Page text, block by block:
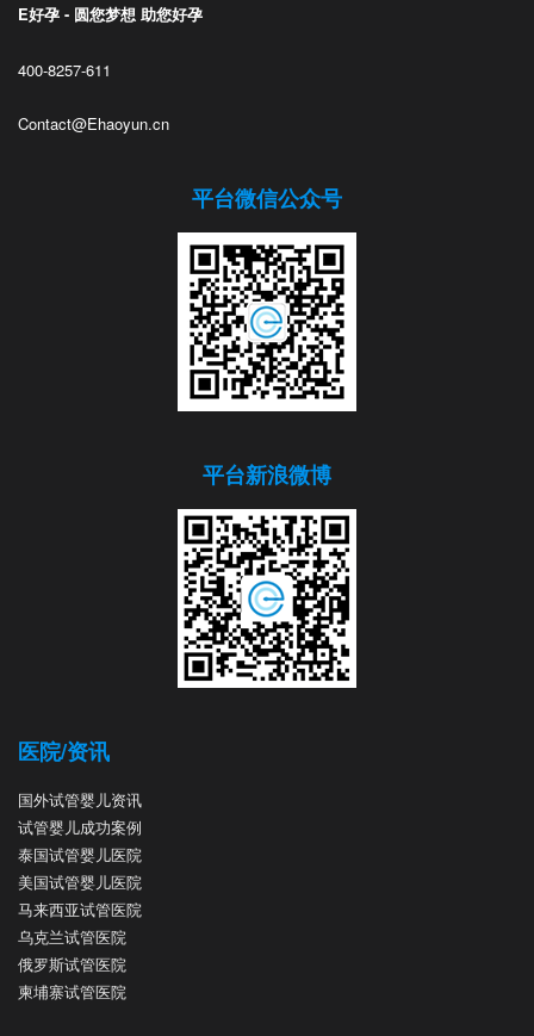
E好孕 - 圆您梦想 助您好孕
400-8257-611
Contact@Ehaoyun.cn
平台微信公众号
平台新浪微博
医院/资讯
国外试管婴儿资讯
试管婴儿成功案例
泰国试管婴儿医院
美国试管婴儿医院
马来西亚试管医院
乌克兰试管医院
俄罗斯试管医院
柬埔寨试管医院